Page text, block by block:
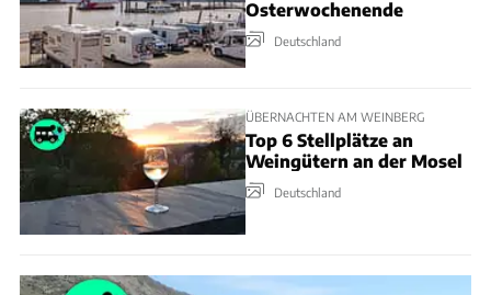
Osterwochenende
Deutschland
ÜBERNACHTEN AM WEINBERG
Top 6 Stellplätze an
Weingütern an der Mosel
Deutschland